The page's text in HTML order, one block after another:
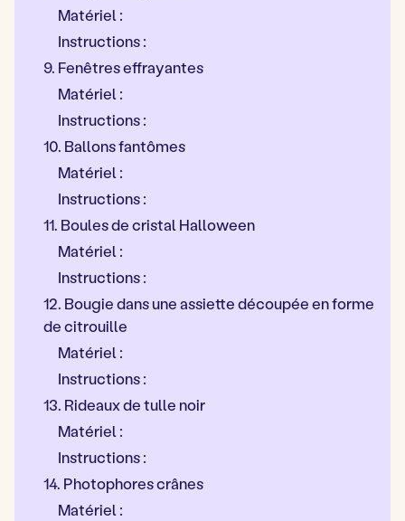
Matériel :
Instructions :
9. Fenêtres effrayantes
Matériel :
Instructions :
10. Ballons fantômes
Matériel :
Instructions :
11. Boules de cristal Halloween
Matériel :
Instructions :
12. Bougie dans une assiette découpée en forme
de citrouille
Matériel :
Instructions :
13. Rideaux de tulle noir
Matériel :
Instructions :
14. Photophores crânes
Matériel :